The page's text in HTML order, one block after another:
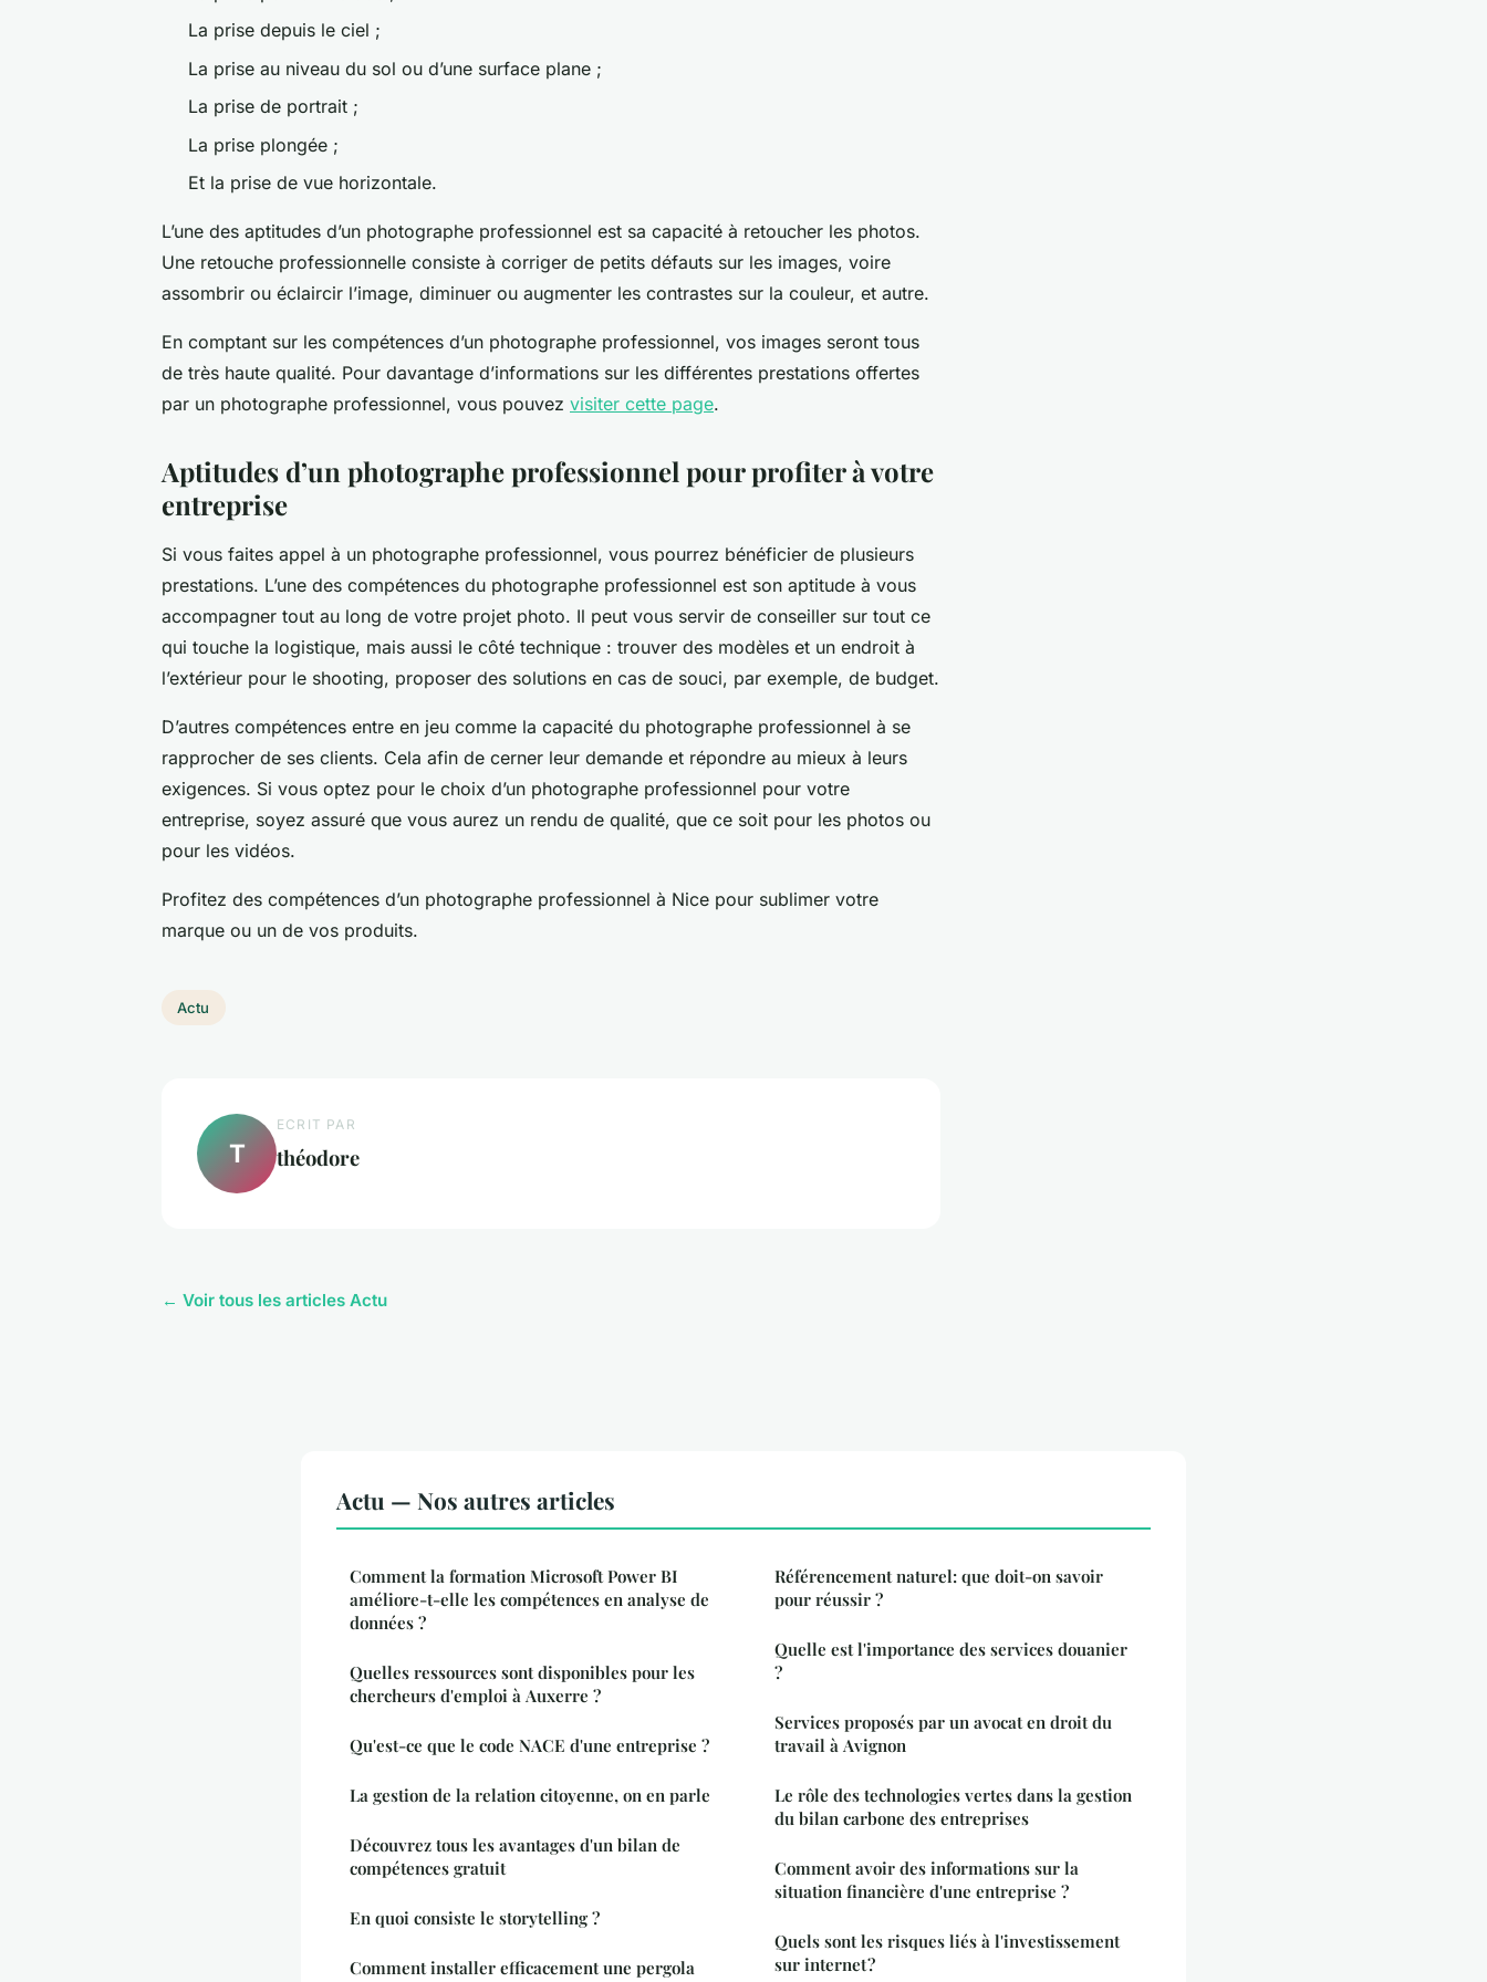
La prise depuis le ciel ;
La prise au niveau du sol ou d’une surface plane ;
La prise de portrait ;
La prise plongée ;
Et la prise de vue horizontale.
L’une des aptitudes d’un photographe professionnel est sa capacité à retoucher les photos.
Une retouche professionnelle consiste à corriger de petits défauts sur les images, voire
assombrir ou éclaircir l’image, diminuer ou augmenter les contrastes sur la couleur, et autre.
En comptant sur les compétences d’un photographe professionnel, vos images seront tous
de très haute qualité. Pour davantage d’informations sur les différentes prestations offertes
par un photographe professionnel, vous pouvez visiter cette page.
Aptitudes d’un photographe professionnel pour profiter à votre
entreprise
Si vous faites appel à un photographe professionnel, vous pourrez bénéficier de plusieurs
prestations. L’une des compétences du photographe professionnel est son aptitude à vous
accompagner tout au long de votre projet photo. Il peut vous servir de conseiller sur tout ce
qui touche la logistique, mais aussi le côté technique : trouver des modèles et un endroit à
l’extérieur pour le shooting, proposer des solutions en cas de souci, par exemple, de budget.
D’autres compétences entre en jeu comme la capacité du photographe professionnel à se
rapprocher de ses clients. Cela afin de cerner leur demande et répondre au mieux à leurs
exigences. Si vous optez pour le choix d’un photographe professionnel pour votre
entreprise, soyez assuré que vous aurez un rendu de qualité, que ce soit pour les photos ou
pour les vidéos.
Profitez des compétences d’un photographe professionnel à Nice pour sublimer votre
marque ou un de vos produits.
Actu
T
ECRIT PAR
théodore
← Voir tous les articles Actu
Actu — Nos autres articles
Comment la formation Microsoft Power BI
améliore-t-elle les compétences en analyse de
données ?
Quelles ressources sont disponibles pour les
chercheurs d'emploi à Auxerre ?
Qu'est-ce que le code NACE d'une entreprise ?
La gestion de la relation citoyenne, on en parle
Découvrez tous les avantages d'un bilan de
compétences gratuit
En quoi consiste le storytelling ?
Comment installer efficacement une pergola
Référencement naturel: que doit-on savoir
pour réussir ?
Quelle est l'importance des services douanier
?
Services proposés par un avocat en droit du
travail à Avignon
Le rôle des technologies vertes dans la gestion
du bilan carbone des entreprises
Comment avoir des informations sur la
situation financière d'une entreprise ?
Quels sont les risques liés à l'investissement
sur internet ?